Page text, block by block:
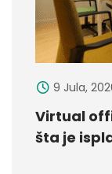
9 Jula,
Virtual
šta je